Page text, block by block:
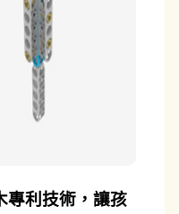
專利技術，讓孩